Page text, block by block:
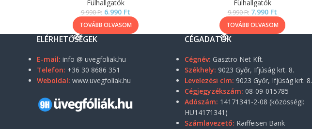
Fülhallgatók
9.990Ft 6.990 Ft
TOVÁBB OLVASOM
Fülhallgatók
9.990Ft 7.990 Ft
TOVÁBB OLVASOM
ELÉRHETŐSÉGEK
E-mail: info @ uvegfoliak.hu
Telefon: +36 30 8686 351
Weboldal: www.uvegfoliak.hu
CÉGADATOK
Cégnév: Gasztro Net Kft.
Székhely: 9023 Győr, Ifjúság krt. 8.
Levelezési cím: 9023 Győr, Ifjúság krt. 8.
Cégjegyzékszám: 08-09-015785
Adószám: 14171341-2-08 (közösségi:
HU14171341)
Számlavezető: Raiffeisen Bank